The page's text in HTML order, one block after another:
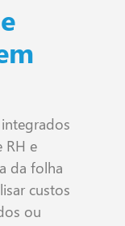
RH e
da folha
custos
ou